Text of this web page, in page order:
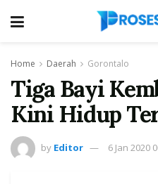
Home Daerah Gorontalo
Tiga Bayi
Kini Hidup
by Editor 6 Jan 2020